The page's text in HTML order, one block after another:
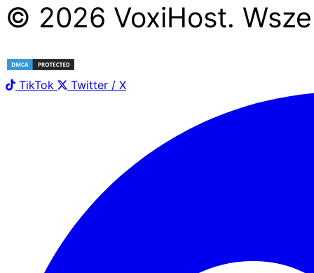
© 2026 VoxiHost.
TikTok Twitter / X